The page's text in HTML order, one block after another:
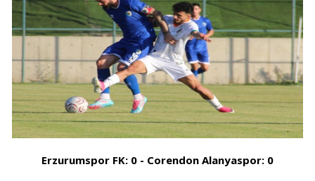
Erzurumspor FK: 0 - Corendon Alanyaspor: 0